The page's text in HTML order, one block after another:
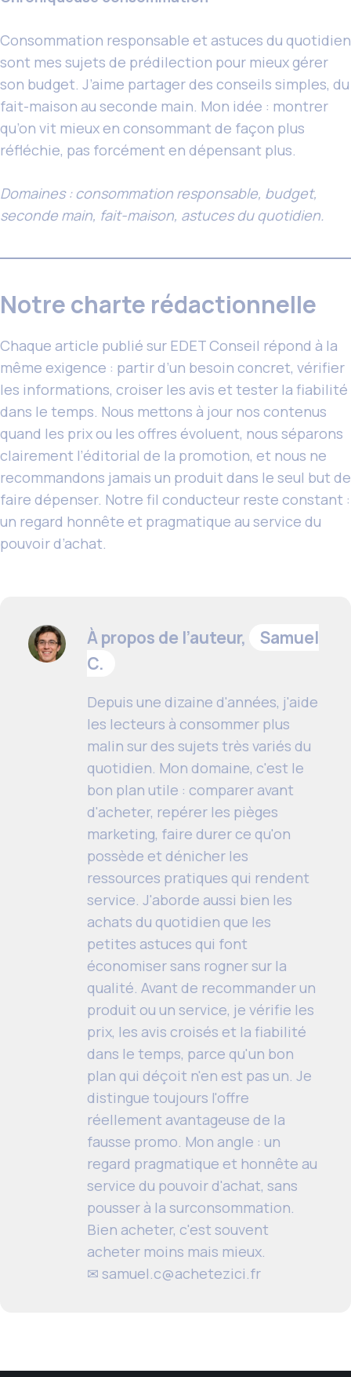
Consommation responsable et astuces du quotidien
sont mes sujets de prédilection pour mieux gérer
son budget. J’aime partager des conseils simples, du
fait-maison au seconde main. Mon idée : montrer
qu’on vit mieux en consommant de façon plus
réfléchie, pas forcément en dépensant plus.
Domaines : consommation responsable, budget,
seconde main, fait-maison, astuces du quotidien.
Notre charte rédactionnelle
Chaque article publié sur EDET Conseil répond à la
même exigence : partir d’un besoin concret, vérifier
les informations, croiser les avis et tester la fiabilité
dans le temps. Nous mettons à jour nos contenus
quand les prix ou les offres évoluent, nous séparons
clairement l’éditorial de la promotion, et nous ne
recommandons jamais un produit dans le seul but de
faire dépenser. Notre fil conducteur reste constant :
un regard honnête et pragmatique au service du
pouvoir d’achat.
À propos de l’auteur,
Samuel
C.
Depuis une dizaine d'années, j'aide
les lecteurs à consommer plus
malin sur des sujets très variés du
quotidien. Mon domaine, c'est le
bon plan utile : comparer avant
d'acheter, repérer les pièges
marketing, faire durer ce qu'on
possède et dénicher les
ressources pratiques qui rendent
service. J'aborde aussi bien les
achats du quotidien que les
petites astuces qui font
économiser sans rogner sur la
qualité. Avant de recommander un
produit ou un service, je vérifie les
prix, les avis croisés et la fiabilité
dans le temps, parce qu'un bon
plan qui déçoit n'en est pas un. Je
distingue toujours l'offre
réellement avantageuse de la
fausse promo. Mon angle : un
regard pragmatique et honnête au
service du pouvoir d'achat, sans
pousser à la surconsommation.
Bien acheter, c'est souvent
acheter moins mais mieux.
✉ samuel.c@achetezici.fr